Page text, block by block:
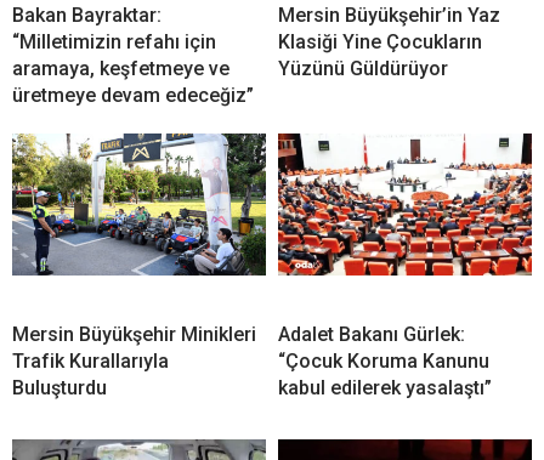
Bakan Bayraktar:
“Milletimizin refahı için
aramaya, keşfetmeye ve
üretmeye devam edeceğiz”
Mersin Büyükşehir’in Yaz
Klasiği Yine Çocukların
Yüzünü Güldürüyor
Mersin Büyükşehir Minikleri
Trafik Kurallarıyla
Buluşturdu
Adalet Bakanı Gürlek:
“Çocuk Koruma Kanunu
kabul edilerek yasalaştı”